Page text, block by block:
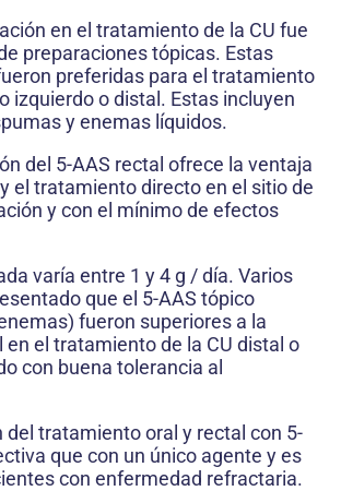
en el tratamiento de la CU fue
preparaciones tópicas. Estas
preferidas para el tratamiento
izquierdo o distal. Estas incluyen
y enemas líquidos.
del 5-AAS rectal ofrece la ventaja
el tratamiento directo en el sitio de
y con el mínimo de efectos
varía entre 1 y 4 g / día. Varios
que el 5-AAS tópico
fueron superiores a la
en el tratamiento de la CU distal o
con buena tolerancia al
del tratamiento oral y rectal con 5-
que con un único agente y es
con enfermedad refractaria.